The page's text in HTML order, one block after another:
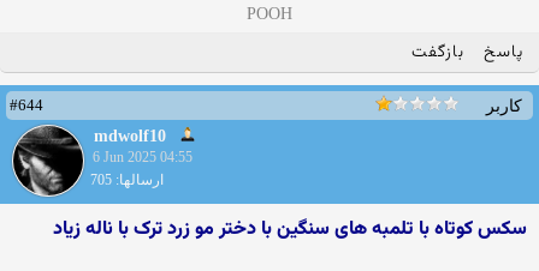
POOH
پاسخ بازگفت
کاربر
#644
mdwolf10
6 Jun 2025 04:55
ارسالها: 705
سکس کوتاه با تلمبه های سنگین با دختر مو زرد ترک با ناله زیاد